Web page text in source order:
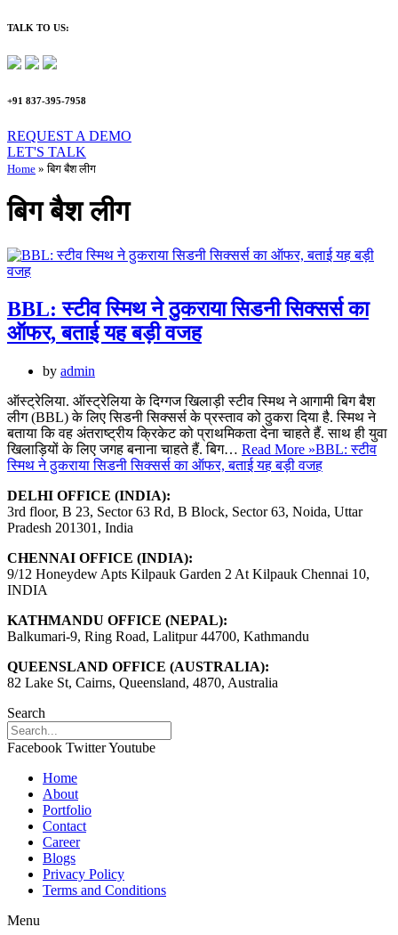
TALK TO US:
+91 837-395-7958
REQUEST A DEMO​
LET'S TALK
Home »बिग बैश लीग
बिग बैश लीग
BBL: स्टीव स्मिथ ने ठुकराया सिडनी सिक्सर्स का
ऑफर, बताई यह बड़ी वजह
by admin
ऑस्ट्रेलिया. ऑस्ट्रेलिया के दिग्गज खिलाड़ी स्टीव स्मिथ ने आगामी बिग बैश
लीग (BBL) के लिए सिडनी सिक्सर्स के प्रस्ताव को ठुकरा दिया है. स्मिथ ने
बताया कि वह अंतराष्ट्रीय क्रिकेट को प्राथमिकता देना चाहते हैं. साथ ही युवा
खिलाड़ियों के लिए जगह बनाना चाहते हैं. बिग… Read More »BBL: स्टीव
स्मिथ ने ठुकराया सिडनी सिक्सर्स का ऑफर, बताई यह बड़ी वजह
DELHI OFFICE (INDIA):
3rd floor, B 23, Sector 63 Rd, B Block, Sector 63, Noida, Uttar
Pradesh 201301, India
CHENNAI OFFICE (INDIA):
9/12 Honeydew Apts Kilpauk Garden 2 At Kilpauk Chennai 10,
INDIA
KATHMANDU OFFICE (NEPAL):
Balkumari-9, Ring Road, Lalitpur 44700, Kathmandu
QUEENSLAND OFFICE (AUSTRALIA):
82 Lake St, Cairns, Queensland, 4870, Australia
Search
Facebook TwitterYoutube
Home
About
Portfolio
Contact
Career
Blogs
Privacy Policy
Terms and Conditions
Menu